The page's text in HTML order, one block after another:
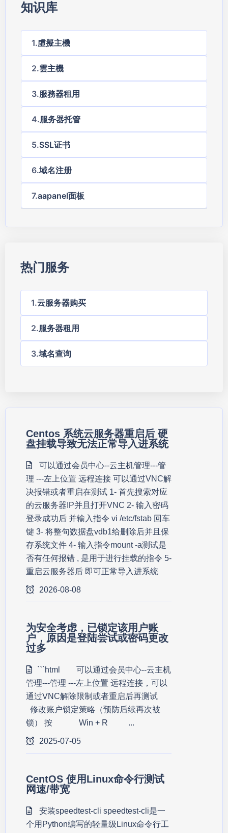
知识库
虛擬主機
雲主機
服務器租用
服务器托管
SSL证书
域名注册
aapanel面板
热门服务
云服务器购买
服务器租用
域名查询
Centos 系统云服务器重启后 硬
盘挂载导致无法正常导入进系统
可以通过会员中心--云主机管理---管
理 ---左上位置 远程连接 可以通过VNC解
决报错或者重启在测试 1- 首先搜索对应
的云服务器IP并且打开VNC 2- 输入密码
登录成功后 并输入指令 vi /etc/fstab 回车
键 3- 将整句数据盘vdb1给删除后并且保
存系统文件 4- 输入指令mount -a测试是
否有任何报错 , 是用于进行挂载的指令 5-
重启云服务器后 即可正常导入进系统
2026-08-08
为安全考虑，已锁定该用户账
户，原因是登陆尝试或密码更改
过多
```html 可以通过会员中心--云主机
管理---管理 ---左上位置 远程连接，可以
通过VNC解除限制或者重启后再测试
修改账户锁定策略（预防后续再次被
锁） 按 Win + R ...
2025-07-05
CentOS 使用Linux命令行测试
网速/带宽
安装speedtest-cli speedtest-cli是一
个用Python编写的轻量级Linux命令行工